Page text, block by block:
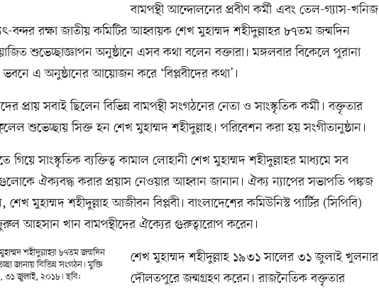
বামপন্থী আন্দোলনের প্রবীণ কর্মী এবং তেল-গ্যাস-খনিজ
বন্দর রক্ষা জাতীয় কমিটির আহ্বায়ক শেখ মুহাম্মদ শহীদুল্লাহর ৮৭তম জন্মদিন
শুভেচ্ছাজ্ঞাপন অনুষ্ঠানে এসব কথা বলেন বক্তারা। মঙ্গলবার বিকেলে পুরানা
ভবনে এ অনুষ্ঠানের আয়োজন করে ‘বিপ্লবীদের কথা’।
প্রায় সবাই ছিলেন বিভিন্ন বামপন্থী সংগঠনের নেতা ও সাংস্কৃতিক কর্মী। বক্তৃতার
শুভেচ্ছায় সিক্ত হন শেখ মুহাম্মদ শহীদুল্লাহ। পরিবেশন করা হয় সংগীতানুষ্ঠান।
গিয়ে সাংস্কৃতিক ব্যক্তিত্ব কামাল লোহানী শেখ মুহাম্মদ শহীদুল্লাহর মাধ্যমে সব
ঐক্যবদ্ধ করার প্রয়াস নেওয়ার আহ্বান জানান। ঐক্য ন্যাপের সভাপতি পঙ্কজ
শেখ মুহাম্মদ শহীদুল্লাহ আজীবন বিপ্লবী। বাংলাদেশের কমিউনিস্ট পার্টির (সিপিবি)
আহসান খান বামপন্থীদের ঐক্যের গুরুত্বারোপ করেন।
শেখ মুহাম্মদ শহীদুল্লাহ ১৯৩১ সালের ৩১ জুলাই খুলনার
দৌলতপুরে জন্মগ্রহণ করেন। রাজনৈতিক বক্তৃতার